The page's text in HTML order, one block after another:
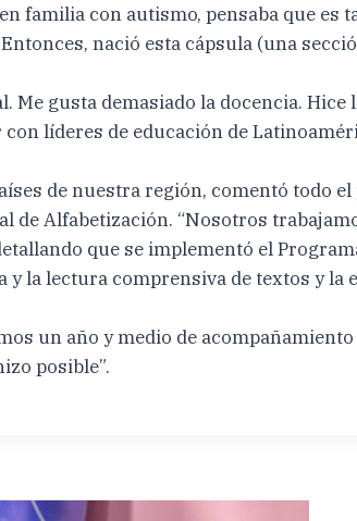
familia con autismo, pensaba que es
nació esta cápsula (una
gusta demasiado la docencia.
líderes de educación de
de nuestra región, comentó todo
Alfabetización. “Nosotros
que se implementó el
la lectura comprensiva de textos y
un año y medio de
posible”.